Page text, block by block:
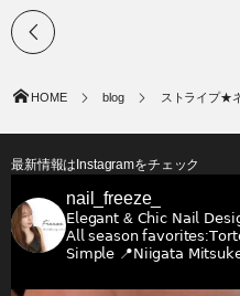
HOME blog ストライプ★
最新情報はInstagramをチェック
nail_freeze_
𝖤𝗅𝖾𝗀𝖺𝗇𝗍 & 𝖢𝗁𝗂𝖼 𝖭𝖺𝗂𝗅
𝖠𝗅𝗅 𝗌𝖾𝖺𝗌𝗈𝗇
𝖲𝗂𝗆𝗉𝗅𝖾 📍𝖭𝗂𝗂𝗀𝖺𝗍𝖺